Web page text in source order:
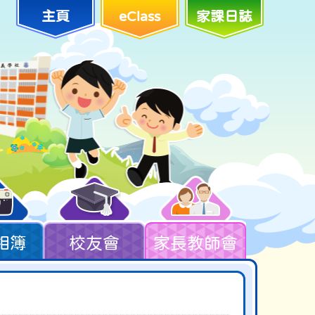
主頁 eClass 家課日誌
簿 校友會 家長教師會